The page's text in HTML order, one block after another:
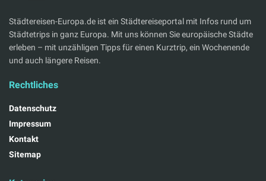
Städtereisen-Europa.de ist ein Städtereiseportal mit Infos rund um
Städtetrips in ganz Europa. Mit uns können Sie europäische Städte
erleben – mit unzähligen Tipps für einen Kurztrip, ein Wochenende
und auch längere Reisen.
Rechtliches
Datenschutz
Impressum
Kontakt
Sitemap